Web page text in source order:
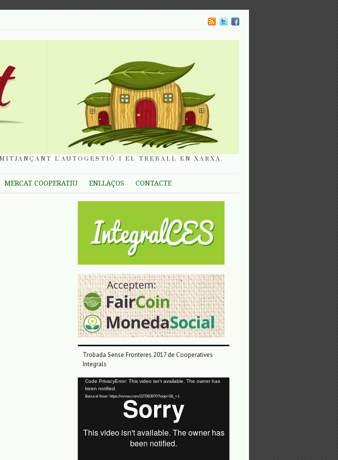
L'AUTOGESTIÓ I EL TREBALL EN XARXA.
MERCAT COOPERATIU ENLLAÇOS CONTACTE
Trobada Sense Fronteres 2017 de Cooperatives
Integrals
Reproductor
vídeo
Code PrivacyError: This video isn't available. The owner has
been notified.
Baixa el fitxer: https://vimeo.com/227063970?loop=0&_=1